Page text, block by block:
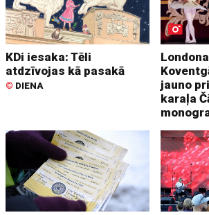
KDi iesaka: Tēli
atdzīvojas kā pasakā
© DIENA
jauno
karaļa